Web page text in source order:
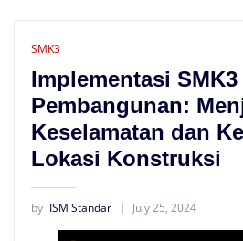
SMK3
Implementasi
Pembangunan:
Keselamatan dan
Lokasi Konstruksi
by ISM Standar July 25, 2024